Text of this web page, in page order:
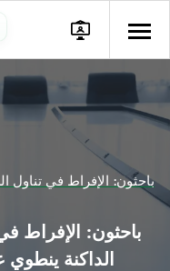
باحثون: الإفراط في تناول
باحثون: الإفراط
الداكنة